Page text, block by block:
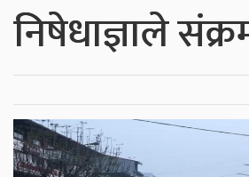
निषेधाज्ञाले